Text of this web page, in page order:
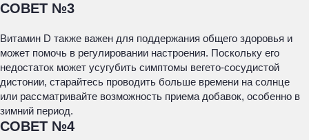
СОВЕТ №3
Витамин D также важен для поддержания общего здоровья и
может помочь в регулировании настроения. Поскольку его
недостаток может усугубить симптомы вегето-сосудистой
дистонии, старайтесь проводить больше времени на солнце
или рассматривайте возможность приема добавок, особенно в
зимний период.
СОВЕТ №4